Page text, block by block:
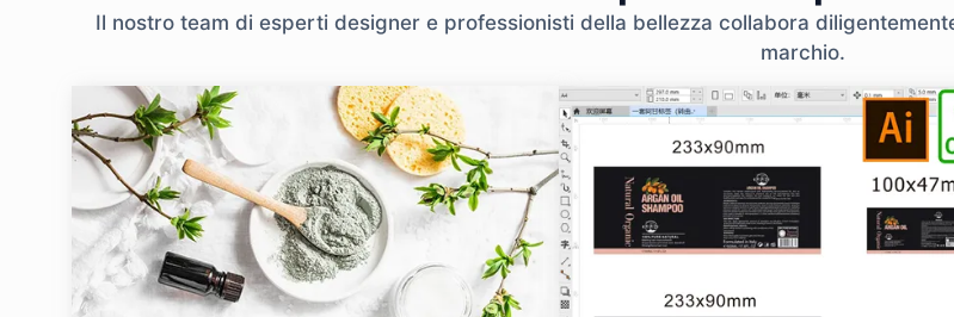
Il nostro team di esperti designer e professionisti della bellezza collabora
marchio.